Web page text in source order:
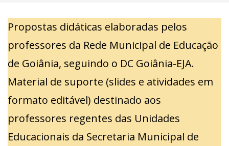
Propostas didáticas elaboradas pelos
professores da Rede Municipal de Educação
de Goiânia, seguindo o DC Goiânia-EJA.
Material de suporte (slides e atividades em
formato editável) destinado aos
professores regentes das Unidades
Educacionais da Secretaria Municipal de